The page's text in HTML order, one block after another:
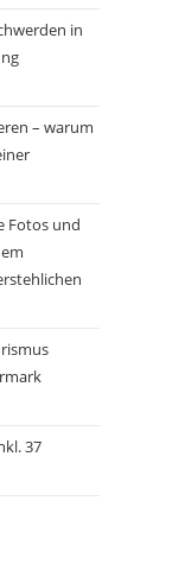
in
– warum
Fotos und
37